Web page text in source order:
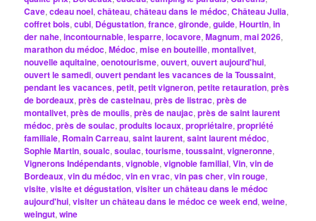
Cave,cdeau noel,château,château dans le médoc,Château Julia,
coffret bois,cubi, Dégustation,france,gironde,guide,Hourtin,in
der nahe,incontournable,lesparre,locavore,Magnum,mai 2026,
marathon du médoc,Médoc,mise en bouteille,montalivet,
nouvelle aquitaine,oenotourisme,ouvert,ouvert aujourd'hui,
ouvert le samedi,ouvert pendant les vacances de la Toussaint,
pendant les vacances,petit,petit vigneron,petite retauration,près
de bordeaux,près de castelnau,près de listrac,près de
montalivet,près de moulis,près de naujac,près de saint laurent
médoc,près de soulac,produits locaux,propriétaire,propriété
familiale, Romain Carreau,saint laurent,saint laurent médoc,
Sophie Martin,soualc,soulac,tourisme,toussaint,vigneronne,
Vignerons Indépendants,vignoble,vignoble familial,Vin,vin de
Bordeaux,vin du médoc,vin en vrac,vin pas cher,vin rouge,
visite,visite et dégustation,visiter un château dans le médoc
aujourd'hui,visiter un château dans le médoc ce week end,weine,
weingut,wine